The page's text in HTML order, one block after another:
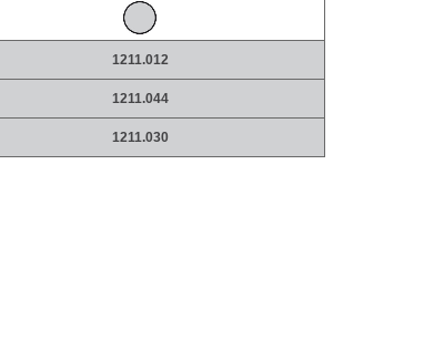
1211.012
1211.044
1211.030